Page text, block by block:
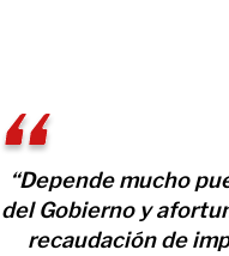
“Depende mucho
del Gobierno y
recaudación de